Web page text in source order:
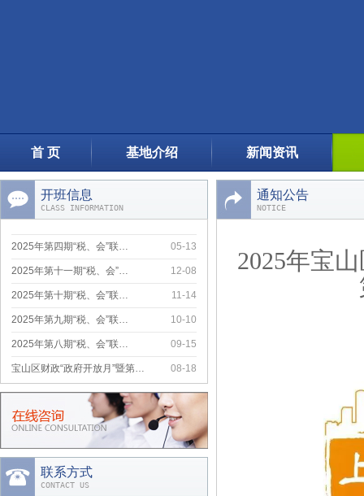
首 页 基地介绍 新闻资讯
开班信息
CLASS INFORMATION
上海市小微企业财会服务月活动… 07-20
2025年第六期“税、会”联… 06-26
小微课堂--《民间非营利组织…
2025年第五期“税会”联训… 05-27
2025年第四期“税、会”联… 05-13
2025年第十一期“税、会”… 12-08
2025年第十期“税、会”联… 11-14
2025年第九期“税、会”联… 10-10
2025年第八期“税、会”联… 09-15
宝山区财政“政府开放月”暨第… 08-18
联系方式
CONTACT US
通知公告
NOTICE
2025年宝